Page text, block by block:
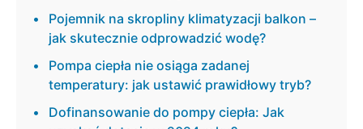
Pojemnik na skropliny klimatyzacji balkon –
jak skutecznie odprowadzić wodę?
Pompa ciepła nie osiąga zadanej
temperatury: jak ustawić prawidłowy tryb?
Dofinansowanie do pompy ciepła: Jak